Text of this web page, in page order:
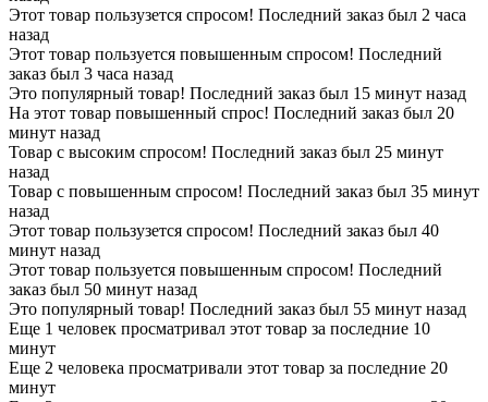
Этот товар пользузется спросом! Последний заказ был 2 часа
назад
Этот товар пользуется повышенным спросом! Последний
заказ был 3 часа назад
Это популярный товар! Последний заказ был 15 минут назад
На этот товар повышенный спрос! Последний заказ был 20
минут назад
Товар с высоким спросом! Последний заказ был 25 минут
назад
Товар с повышенным спросом! Последний заказ был 35 минут
назад
Этот товар пользузется спросом! Последний заказ был 40
минут назад
Этот товар пользуется повышенным спросом! Последний
заказ был 50 минут назад
Это популярный товар! Последний заказ был 55 минут назад
Еще 1 человек просматривал этот товар за последние 10
минут
Еще 2 человека просматривали этот товар за последние 20
минут